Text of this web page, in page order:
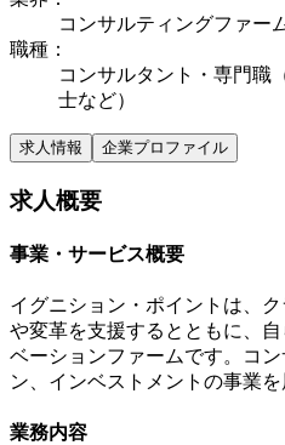
コンサルティングファー
職種 ：
コンサルタント・専門職
士など）
求人情報 企業プロファイル
求人概要
事業・サービス概要
イグニション・ポイントは、
や変革を支援するとともに、
ベーションファームです。コ
ン、インベストメントの事業を
業務内容